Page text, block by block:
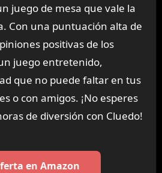
juego de mesa que vale la
Con una puntuación alta de
positivas de los
juego entretenido,
que no puede faltar en tus
o con amigos. ¡No esperes
de diversión con Cluedo!
en Amazon